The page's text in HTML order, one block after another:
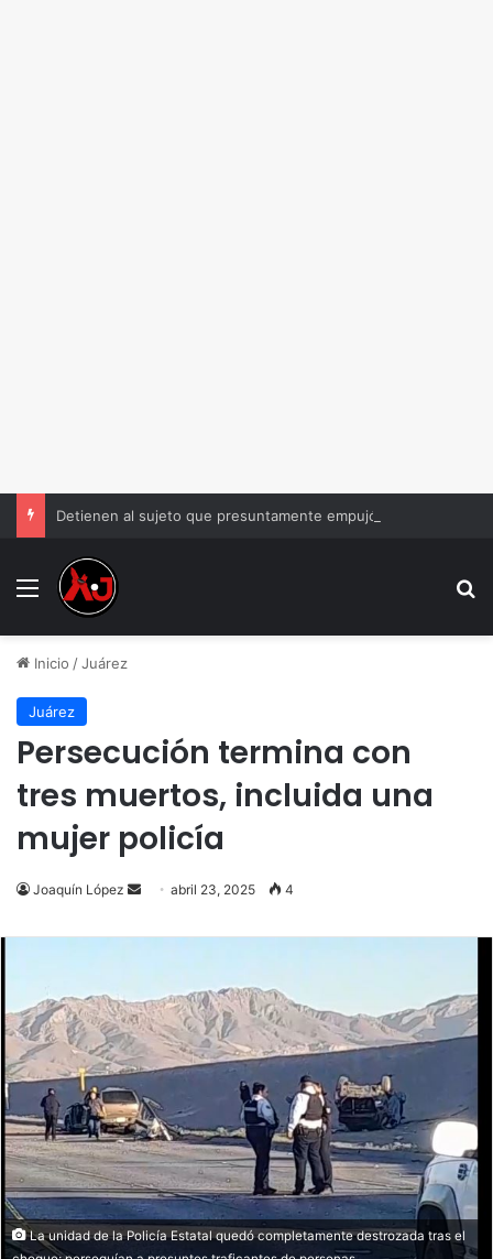
Menu
Inicio /Juárez
Juárez
Persecución termina con
tres muertos, incluida una
mujer policía
Joaquín López
Send
email
abril 23, 2025 4
La unidad de la Policía Estatal quedó completamente destrozada tras el